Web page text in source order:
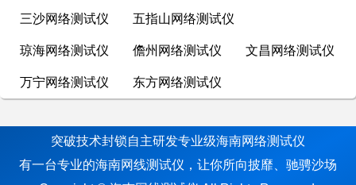
三沙网络测试仪 五指山网络测试仪
琼海网络测试仪 儋州网络测试仪 文昌网络测试仪
万宁网络测试仪 东方网络测试仪
突破技术封锁自主研发专业级海南网络测试仪
有一台专业的海南网线测试仪，让你所向披靡、驰骋沙场